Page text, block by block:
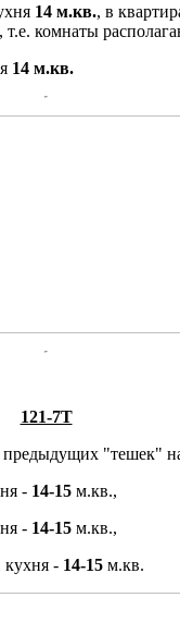
14 м.кв., в
комнаты
14 м.кв.
121-7Т
"тешек"
- 14-15 м.кв.,
- 14-15 м.кв.,
кухня - 14-15 м.кв.